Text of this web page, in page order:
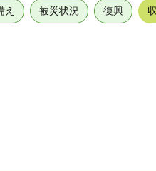
え 被災状況 復興